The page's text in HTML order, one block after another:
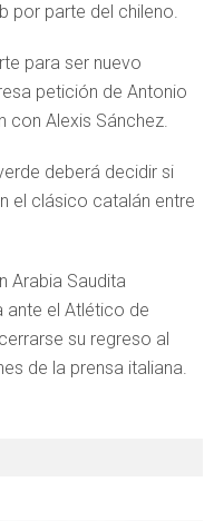
por parte del chileno.
para ser nuevo
petición de Antonio
con Alexis Sánchez.
deberá decidir si
el clásico catalán entre
Arabia Saudita
ante el Atlético de
su regreso al
de la prensa italiana.